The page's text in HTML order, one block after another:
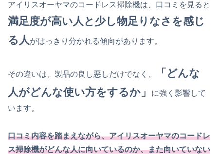
アイリスオーヤマのコードレス掃除機は、口コミを見ると
満足度が高い人と少し物足りなさを感じ
る人がはっきり分かれる傾向があります。
その違いは、製品の良し悪しだけでなく、
「どんな
人がどんな使い方をするか」
に強く影響して
います。
口コミ内容を踏まえながら、アイリスオーヤマのコードレ
ス掃除機がどんな人に向いているのか、また向いていない